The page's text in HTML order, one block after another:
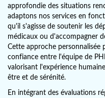
approfondie des situations
adaptons nos services en
qu'il s'agisse de soutenir les
médicaux ou d'accompagner
Cette approche
confiance entre l'équipe de
valorisant l'expérience
être et de sérénité.
En intégrant des évaluations